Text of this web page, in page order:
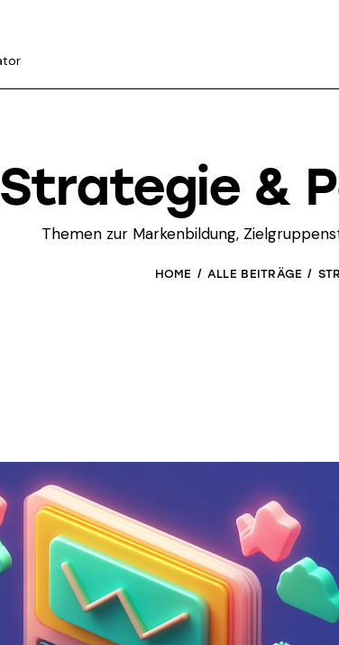
Strategie &
Themen zur Markenbildung,
HOME ALLE BEITRÄGE